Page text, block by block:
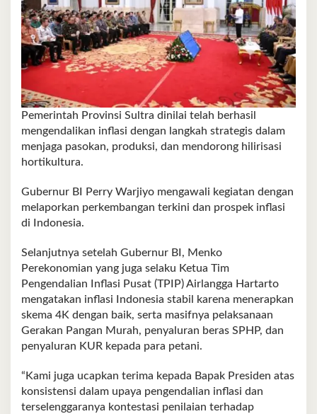
Pemerintah Provinsi Sultra dinilai telah berhasil
mengendalikan inflasi dengan langkah strategis dalam
menjaga pasokan, produksi, dan mendorong hilirisasi
hortikultura.
Gubernur BI Perry Warjiyo mengawali kegiatan dengan
melaporkan perkembangan terkini dan prospek inflasi
di Indonesia.
Selanjutnya setelah Gubernur BI, Menko
Perekonomian yang juga selaku Ketua Tim
Pengendalian Inflasi Pusat (TPIP) Airlangga Hartarto
mengatakan inflasi Indonesia stabil karena menerapkan
skema 4K dengan baik, serta masifnya pelaksanaan
Gerakan Pangan Murah, penyaluran beras SPHP, dan
penyaluran KUR kepada para petani.
“Kami juga ucapkan terima kepada Bapak Presiden atas
konsistensi dalam upaya pengendalian inflasi dan
terselenggaranya kontestasi penilaian terhadap